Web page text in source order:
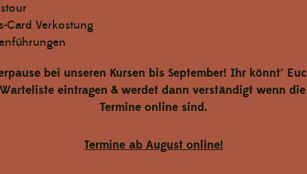
Card Verkostung
bei unseren Kursen bis September! Ihr könnt´
eintragen & werdet dann verständigt wenn
Termine online sind.
Termine ab August online!